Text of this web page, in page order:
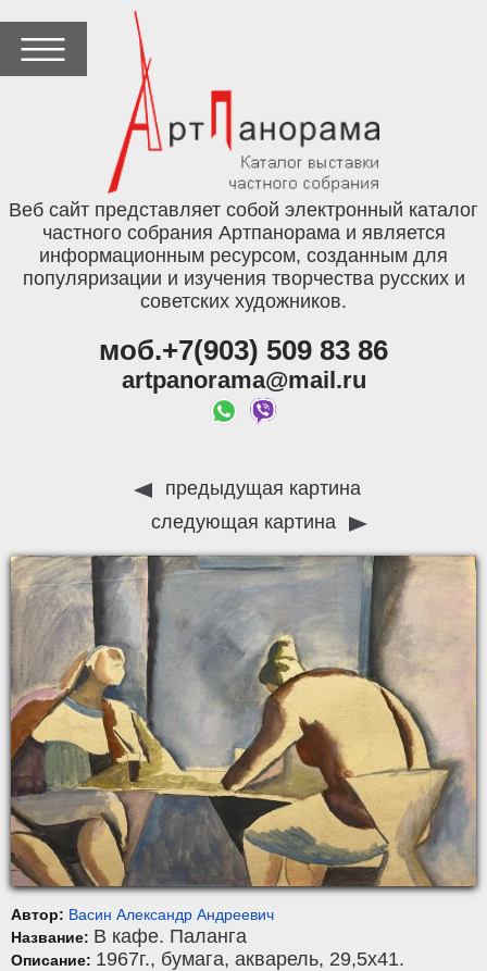
Веб сайт представляет собой электронный каталог
частного собрания Артпанорама и является
информационным ресурсом, созданным для
популяризации и изучения творчества русских и
советских художников.
моб.+7(903) 509 83 86
artpanorama@mail.ru
предыдущая картина
следующая картина
Автор: Васин Александр Андреевич
Название: В кафе. Паланга
Описание: 1967г., бумага, акварель, 29,5x41.